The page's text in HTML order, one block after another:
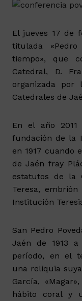
El jueves 17 de
titulada
tiempo», que
Catedral, D.
organizada por
Catedrales de
En el año
fundación de la
en 1917 cuando
de Jaén fray
estatutos de la
Teresa,
Institución
San Pedro
Jaén de 1913
período, en el
una reliquia
García,
hábito coral y